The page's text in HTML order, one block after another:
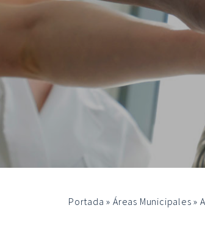
Portada »Áreas Municipales »